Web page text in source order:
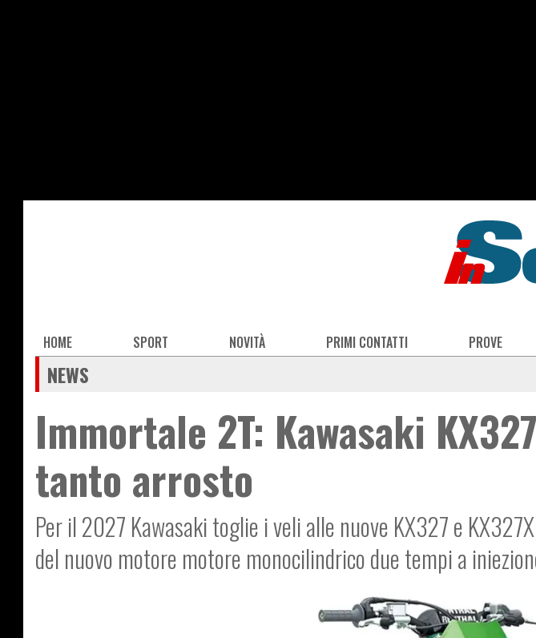
Main
navigation
HOME SPORT NOVITÀ PRIMI CONTATTI PROVE
NEWS
Immortale 2T: Kawasaki
tanto arrosto
Per il 2027 Kawasaki toglie i veli alle nuove KX327 e
del nuovo motore motore monocilindrico due tempi a